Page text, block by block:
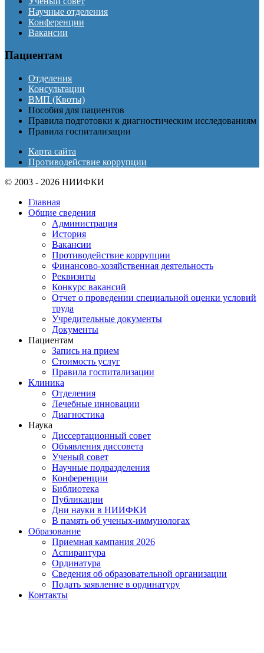
Научные отделения
Конференции
Вакансии
Пациентам
Отделения
Консультации
ВМП (Квоты)
Пособия для пациентов
Правила подготовки к диагностическим исследованиям
Правила госпитализации
Карта сайта
Противодействие коррупции
© 2003 - 2026 НИИФКИ
Главная
Общие сведения
Администрация
История
Вакансии
Противодействие коррупции
Финансово-хозяйственная деятельность
Реквизиты
Конкурс вакансий
Отчет о проведении специальной оценки условий
труда
Учредительные документы
Документы
Пациентам
Запись на прием
Стоимость услуг
Правила госпитализации
Клиника
Отделения
Лечебные инновации
Диагностика
Наука
Диссертационный совет
Объявления диссовета
Ученый совет
Научные подразделения
Конференции
Библиотека
Публикации
Дни науки в НИИФКИ
В память об ученых-иммунологах
Образование
Приемная кампания 2026
Аспирантура
Ординатура
Сведения об образовательной организации
Подать заявление в ординатуру
Контакты